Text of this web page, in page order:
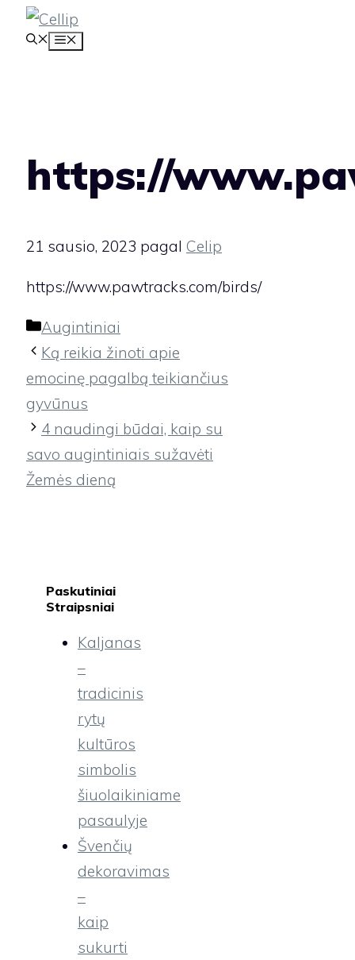
Pereiti
prie
https://
21 sausio, 2023 pagal Celip
https://www.pawtracks.com/birds/
Kategorijos
Augintiniai
Ką reikia žinoti apie
emocinę pagalbą teikiančius
gyvūnus
4 naudingi būdai, kaip su
savo augintiniais sužavėti
Žemės dieną
Paskutiniai
Straipsniai
Kaljanas
–
tradicinis
rytų
kultūros
simbolis
šiuolaikiniame
pasaulyje
Švenčių
dekoravimas
–
kaip
sukurti